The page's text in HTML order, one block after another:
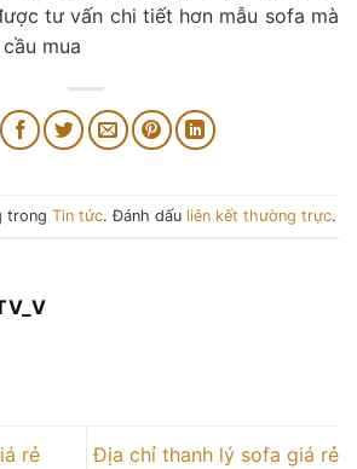
tư vấn chi tiết hơn mẫu sofa mà
mua
trong Tin tức. Đánh dấu liên kết thường trực.
rẻ
Địa chỉ thanh lý sofa giá rẻ